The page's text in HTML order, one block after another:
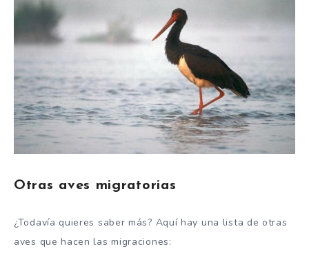
Otras aves migratorias
¿Todavía quieres saber más? Aquí hay una lista de otras
aves que hacen las migraciones: